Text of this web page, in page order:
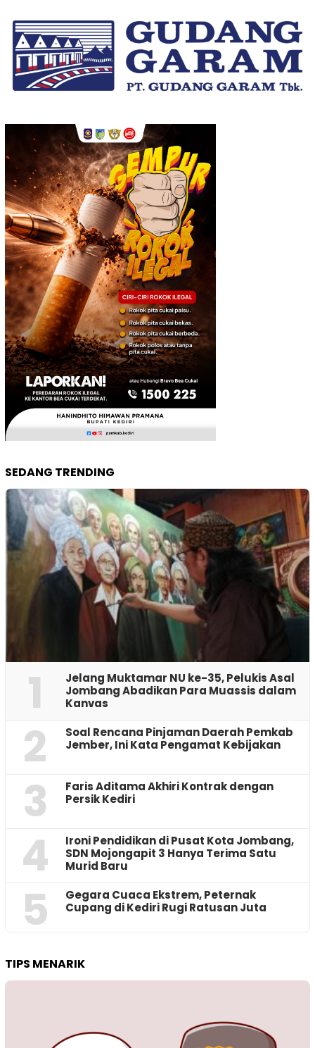
SEDANG TRENDING
1
Jelang Muktamar NU ke-35, Pelukis Asal
Jombang Abadikan Para Muassis dalam
Kanvas
2
‎Soal Rencana Pinjaman Daerah Pemkab
Jember, Ini Kata Pengamat Kebijakan ‎
3
Faris Aditama Akhiri Kontrak dengan
Persik Kediri
4
Ironi Pendidikan di Pusat Kota Jombang,
SDN Mojongapit 3 Hanya Terima Satu
Murid Baru
5
‎Gegara Cuaca Ekstrem, Peternak
Cupang di Kediri Rugi Ratusan Juta
TIPS MENARIK